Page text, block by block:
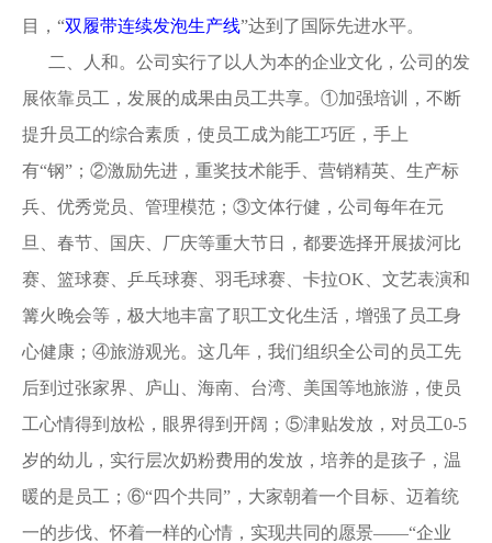
目，“双履带连续发泡生产线”达到了国际先进水平。
二、人和。公司实行了以人为本的企业文化，公司的发
展依靠员工，发展的成果由员工共享。①加强培训，不断
提升员工的综合素质，使员工成为能工巧匠，手上
有“钢”；②激励先进，重奖技术能手、营销精英、生产标
兵、优秀党员、管理模范；③文体行健，公司每年在元
旦、春节、国庆、厂庆等重大节日，都要选择开展拔河比
赛、篮球赛、乒乓球赛、羽毛球赛、卡拉OK、文艺表演和
篝火晚会等，极大地丰富了职工文化生活，增强了员工身
心健康；④旅游观光。这几年，我们组织全公司的员工先
后到过张家界、庐山、海南、台湾、美国等地旅游，使员
工心情得到放松，眼界得到开阔；⑤津贴发放，对员工0-5
岁的幼儿，实行层次奶粉费用的发放，培养的是孩子，温
暖的是员工；⑥“四个共同”，大家朝着一个目标、迈着统
一的步伐、怀着一样的心情，实现共同的愿景——“企业